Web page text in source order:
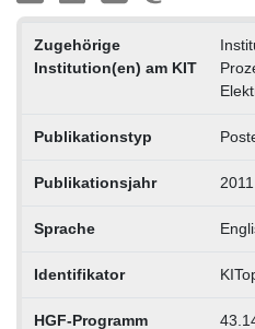
Zugehörige
Institution(en) am KIT
Publikationstyp
Publikationsjahr 2011
Sprache
Identifikator
HGF-Programm